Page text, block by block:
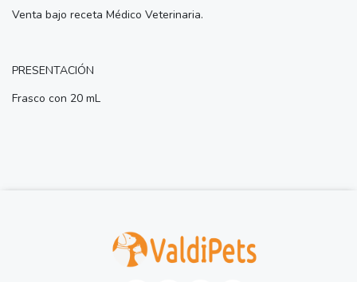
Venta bajo receta Médico Veterinaria.
PRESENTACIÓN
Frasco con 20 mL